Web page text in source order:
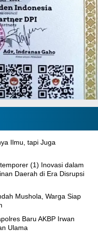
Ilmu, tapi Juga
(1) Inovasi dalam
Daerah di Era Disrupsi
Mushola, Warga Siap
Baru AKBP Irwan
Ulama